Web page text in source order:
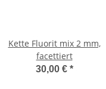
Kette Fluorit mix 2 mm,
facettiert
30,00 € *